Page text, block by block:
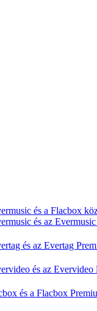
és a Flacbox
és az
és az Evertag
és az Evervideo
és a Flacbox